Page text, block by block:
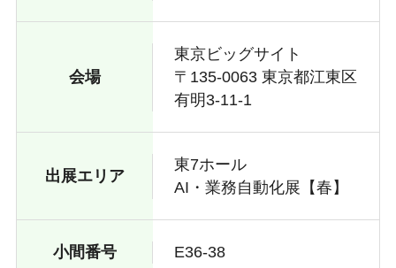
会場
東京ビッグサイト
〒135-0063 東京都江東区
有明3-11-1
出展エリア
東7ホール
AI・業務自動化展【春】
小間番号 E36-38